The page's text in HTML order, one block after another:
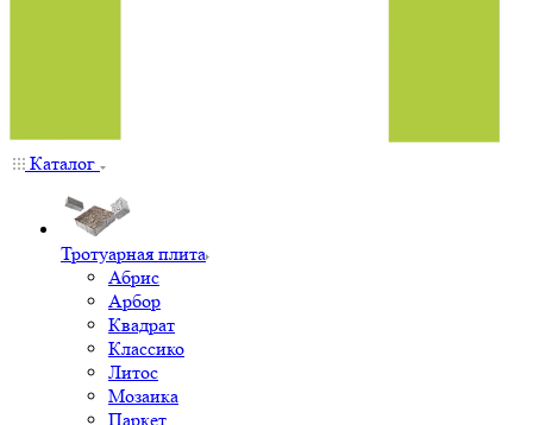
Каталог
Тротуарная плита
Абрис
Арбор
Квадрат
Классико
Литос
Мозаика
Паркет